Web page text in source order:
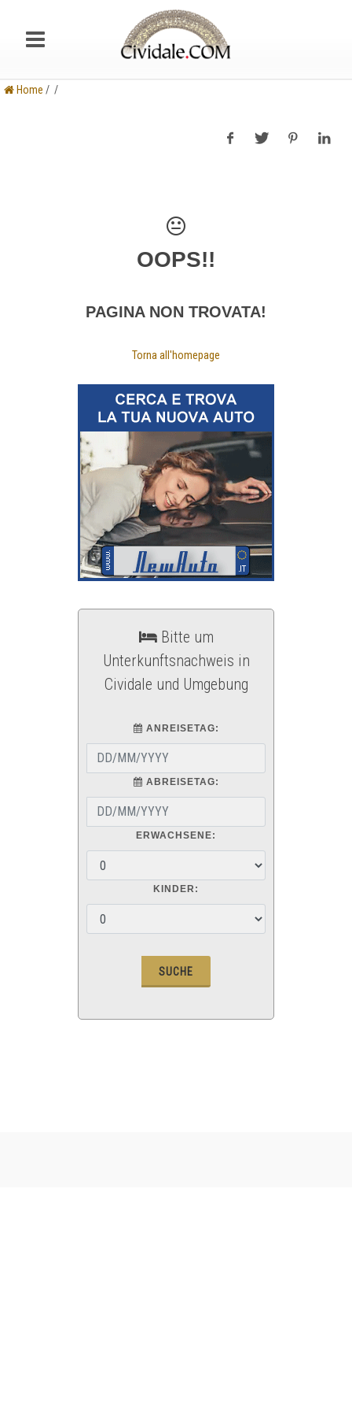
Home / /
OOPS!!
PAGINA NON TROVATA!
Torna all'homepage
Bitte um
Unterkunftsnachweis in
Cividale und Umgebung
ANREISETAG:
ABREISETAG:
ERWACHSENE:
KINDER: